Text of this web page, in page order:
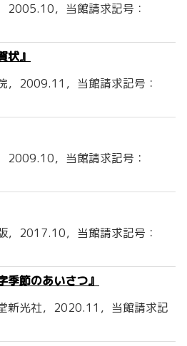
2005.10，当館請求記号：
状』
，2009.11，当館請求記号：
2009.10，当館請求記号：
，2017.10，当館請求記号：
季節のあいさつ』
新光社，2020.11，当館請求記